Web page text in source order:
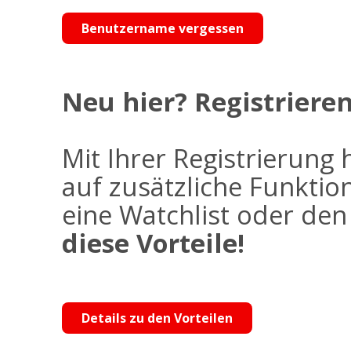
Benutzername vergessen
Neu hier?
Mit Ihrer Registrierung
auf zusätzliche
eine Watchlist oder
diese Vorteile!
Details zu den Vorteilen